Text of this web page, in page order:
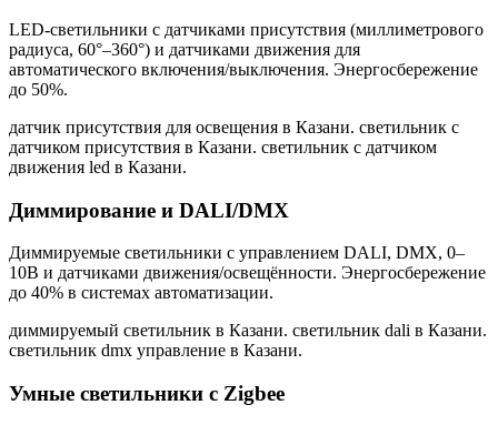
LED-светильники с датчиками присутствия (миллиметрового
радиуса, 60°–360°) и датчиками движения для
автоматического включения/выключения. Энергосбережение
до 50%.
датчик присутствия для освещения в Казани. светильник с
датчиком присутствия в Казани. светильник с датчиком
движения led в Казани.
Диммирование и DALI/DMX
Диммируемые светильники с управлением DALI, DMX, 0–
10В и датчиками движения/освещённости. Энергосбережение
до 40% в системах автоматизации.
диммируемый светильник в Казани. светильник dali в Казани.
светильник dmx управление в Казани.
Умные светильники с Zigbee